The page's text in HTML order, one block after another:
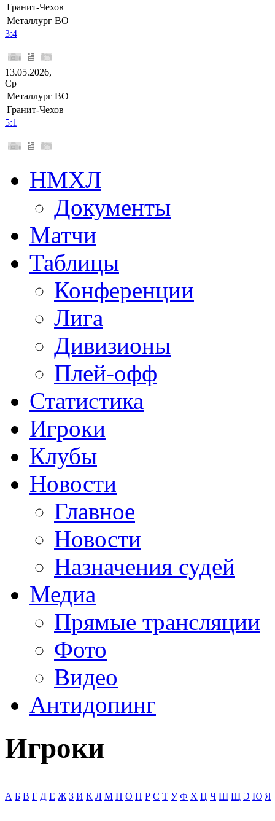
Гранит-Чехов
Металлург ВО
3:4
13.05.2026,
Ср
Металлург ВО
Гранит-Чехов
5:1
НМХЛ
Документы
Матчи
Таблицы
Конференции
Лига
Дивизионы
Плей-офф
Статистика
Игроки
Клубы
Новости
Главное
Новости
Назначения судей
Медиа
Прямые трансляции
Фото
Видео
Антидопинг
Игроки
А Б В Г Д Е Ж З И К Л М Н О П Р С Т У Ф Х Ц Ч Ш Щ Э Ю Я